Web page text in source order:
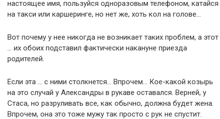
настоящее имя, пользуйся одноразовым телефоном, катайся
на такси или каршеринге, но нет же, хоть кол на голове…
Вот почему у нее никогда не возникает таких проблем, а этот
… их обоих подставил фактически накануне приезда
родителей.
Если эта … с ними столкнется… Впрочем… Кое-какой козырь
на это случай у Александры в рукаве оставался. Верней, у
Стаса, но разруливать все, как обычно, должна будет жена.
Впрочем, она это тоже мужу так просто с рук не спустит.